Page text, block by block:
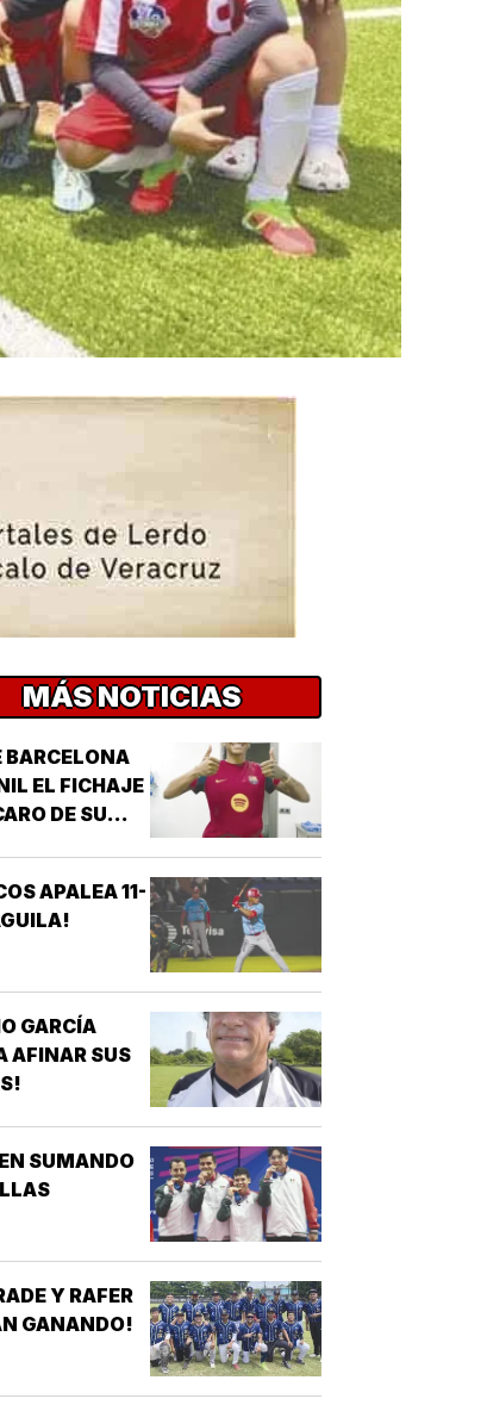
MÁS NOTICIAS
BARCELONA
EL FICHAJE
DE SU
APALEA 11-
GARCÍA
AFINAR SUS
SUMANDO
Y RAFER
GANANDO!